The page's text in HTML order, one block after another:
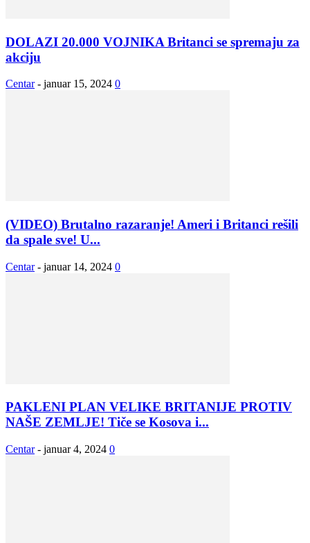
DOLAZI 20.000 VOJNIKA Britanci se spremaju za
akciju
Centar - januar 15, 2024 0
(VIDEO) Brutalno razaranje! Ameri i Britanci rešili
da spale sve! U...
Centar - januar 14, 2024 0
PAKLENI PLAN VELIKE BRITANIJE PROTIV
NAŠE ZEMLJE! Tiče se Kosova i...
Centar - januar 4, 2024 0